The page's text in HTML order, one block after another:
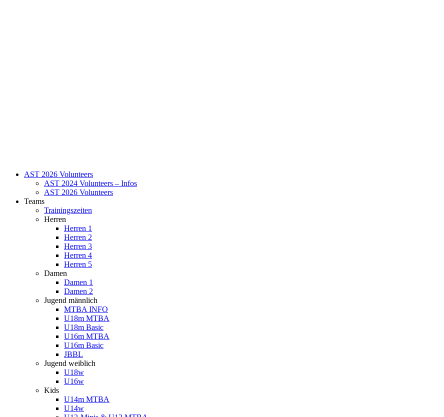
AST 2026 Volunteers
AST 2024 Volunteers – Infos
AST 2026 Volunteers
Teams
Trainingszeiten
Herren
Herren 1
Herren 2
Herren 3
Herren 4
Herren 5
Damen
Damen 1
Damen 2
Jugend männlich
MTBA INFO
U18m MTBA
U18m Basic
U16m MTBA
U16m Basic
JBBL
Jugend weiblich
U18w
U16w
Kids
U14m MTBA
U14w